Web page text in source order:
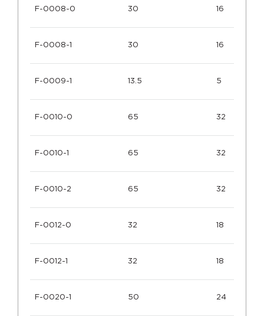
F-0008-0 30 16
F-0008-1 30 16
F-0009-1 13.5 5
F-0010-0 65 32
F-0010-1 65 32
F-0010-2 65 32
F-0012-0 32 18
F-0012-1 32 18
F-0020-1 50 24